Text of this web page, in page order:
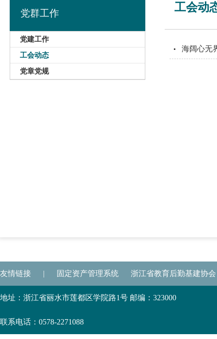
党群工作
党建工作
工会动态
党章党规
工会动
海阔心无
友情链接 | 固定资产管理系统 浙江省教育后勤基建协会
地址：浙江省丽水市莲都区学院路1号 邮编：323000
联系电话：0578-2271088